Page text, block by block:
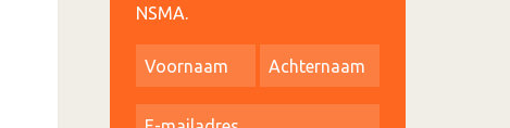
NSMA.